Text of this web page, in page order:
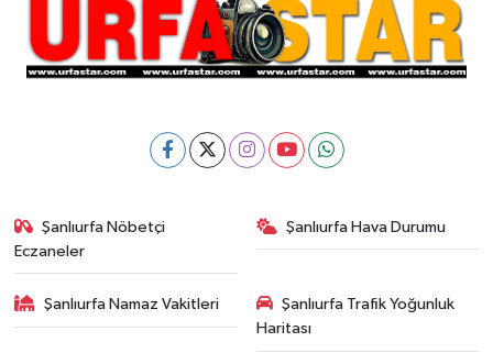
Şanlıurfa Nöbetçi
Eczaneler
Şanlıurfa Hava Durumu
Şanlıurfa Namaz Vakitleri
Şanlıurfa Trafik Yoğunluk
Haritası